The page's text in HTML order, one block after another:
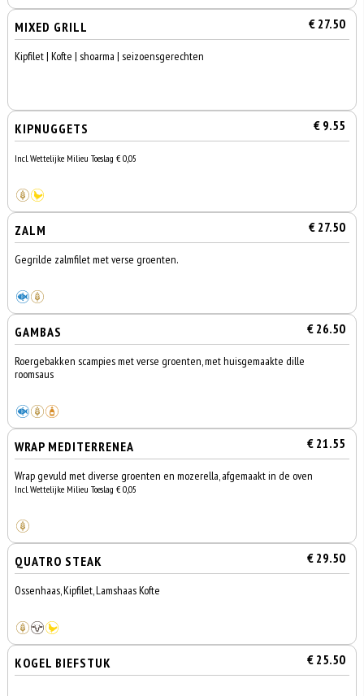
MIXED GRILL € 27.50
Kipfilet | Kofte | shoarma | seizoensgerechten
KIPNUGGETS € 9.55
Incl. Wettelijke Milieu Toeslag € 0,05
ZALM € 27.50
Gegrilde zalmfilet met verse groenten.
GAMBAS € 26.50
Roergebakken scampies met verse groenten, met huisgemaakte dille
roomsaus
WRAP MEDITERRENEA € 21.55
Wrap gevuld met diverse groenten en mozerella, afgemaakt in de oven
Incl. Wettelijke Milieu Toeslag € 0,05
QUATRO STEAK € 29.50
Ossenhaas, Kipfilet, Lamshaas Kofte
KOGEL BIEFSTUK € 25.50